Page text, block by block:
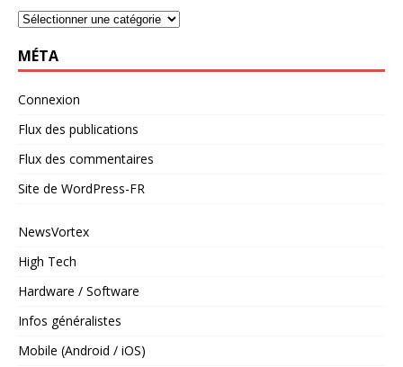
MÉTA
Connexion
Flux des publications
Flux des commentaires
Site de WordPress-FR
NewsVortex
High Tech
Hardware / Software
Infos généralistes
Mobile (Android / iOS)